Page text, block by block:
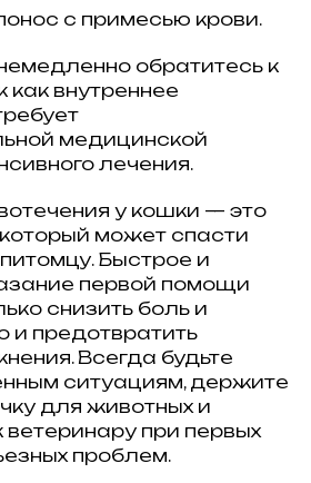
с примесью крови.
обратитесь к
как внутреннее
медицинской
лечения.
у кошки — это
может спасти
Быстрое и
первой помощи
снизить боль и
и предотвратить
Всегда будьте
ситуациям, держите
для животных и
при первых
проблем.